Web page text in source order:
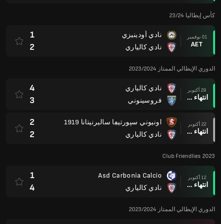
كأس إيطاليا 23/24
01 نوفمبر
AET
نادي أودينيزي
نادي كالياري
1
2
الدوري الإيطالي الممتاز 2023/2024
29 أكتوبر
انتهاء وقت المباراة
نادي كالياري
فروسينوني
4
3
22 أكتوبر
انتهاء وقت المباراة
اونيوني سپورتيڢا ساليرنيتانا 1919
نادي كالياري
2
2
Club Friendlies 2023
12 أكتوبر
انتهاء وقت المباراة
Asd Carbonia Calcio
نادي كالياري
1
4
الدوري الإيطالي الممتاز 2023/2024